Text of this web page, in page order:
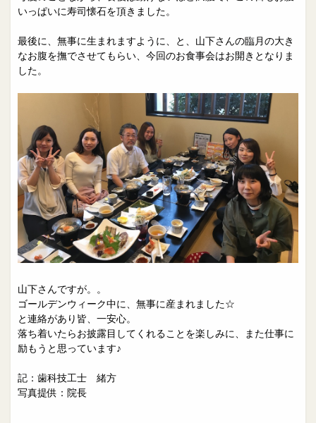
いっぱいに寿司懐石を頂きました。
最後に、無事に生まれますように、と、山下さんの臨月の大き
なお腹を撫でさせてもらい、今回のお食事会はお開きとなりま
した。
山下さんですが。。
ゴールデンウィーク中に、無事に産まれました☆
と連絡があり皆、一安心。
落ち着いたらお披露目してくれることを楽しみに、また仕事に
励もうと思っています♪
記：歯科技工士 緒方
写真提供：院長